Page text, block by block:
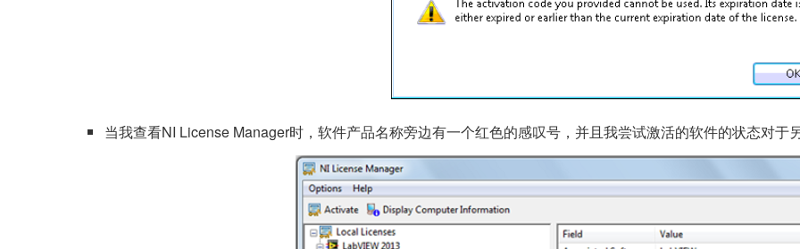
当我查看NI License Manager时，软件产品名称旁边有一个红色的感叹号，并且我尝试激活的软件的状态对于